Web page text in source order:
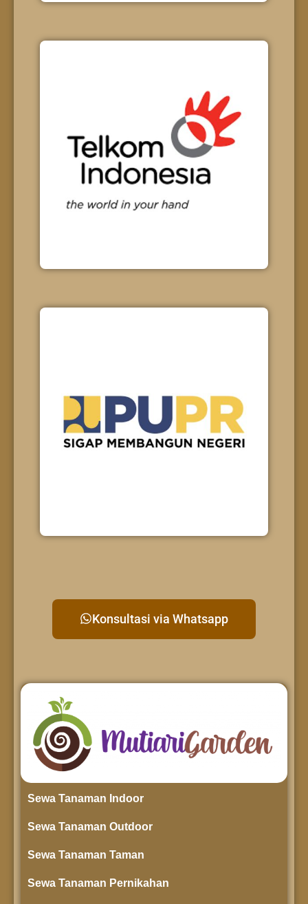
Konsultasi via Whatsapp
Sewa Tanaman Indoor
Sewa Tanaman Outdoor
Sewa Tanaman Taman
Sewa Tanaman Pernikahan